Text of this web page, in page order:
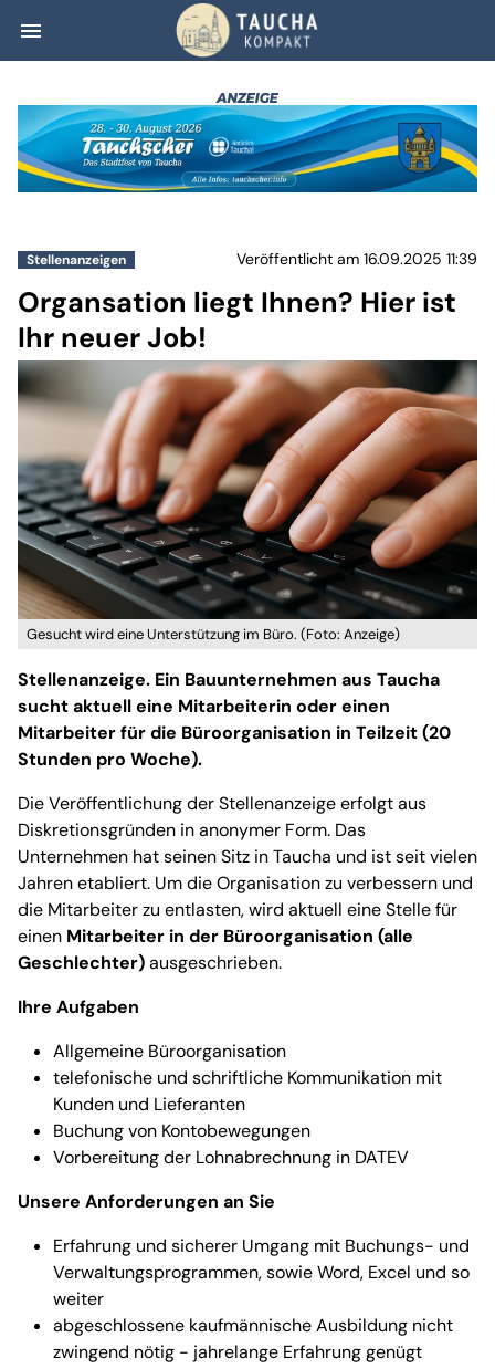
menu Organsation
Stellenanzeigen Veröffentlicht am 16.09.2025 11:39
Organsation liegt Ihnen? Hier ist
Ihr neuer Job!
Gesucht wird eine Unterstützung im Büro. (Foto: Anzeige)
Stellenanzeige. Ein Bauunternehmen aus Taucha
sucht aktuell eine Mitarbeiterin oder einen
Mitarbeiter für die Büroorganisation in Teilzeit (20
Stunden pro Woche).
Die Veröffentlichung der Stellenanzeige erfolgt aus
Diskretionsgründen in anonymer Form. Das
Unternehmen hat seinen Sitz in Taucha und ist seit vielen
Jahren etabliert. Um die Organisation zu verbessern und
die Mitarbeiter zu entlasten, wird aktuell eine Stelle für
einen Mitarbeiter in der Büroorganisation (alle
Geschlechter)ausgeschrieben.
Ihre Aufgaben
Allgemeine Büroorganisation
telefonische und schriftliche Kommunikation mit
Kunden und Lieferanten
Buchung von Kontobewegungen
Vorbereitung der Lohnabrechnung in DATEV
Unsere Anforderungen an Sie
Erfahrung und sicherer Umgang mit Buchungs- und
Verwaltungsprogrammen, sowie Word, Excel und so
weiter
abgeschlossene kaufmännische Ausbildung nicht
zwingend nötig - jahrelange Erfahrung genügt